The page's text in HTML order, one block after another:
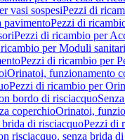
vasi sospesiPezzi di
pavimentoPezzi di
Pezzi di ricambio per
per Moduli
Pezzi di ricambio per
Orinatoi, funzionamento
Pezzi di ricambio per
bordo di risciacquo
coperchioOrinatoi,
di risciacquoPezzi di
risciacquo, senza brida